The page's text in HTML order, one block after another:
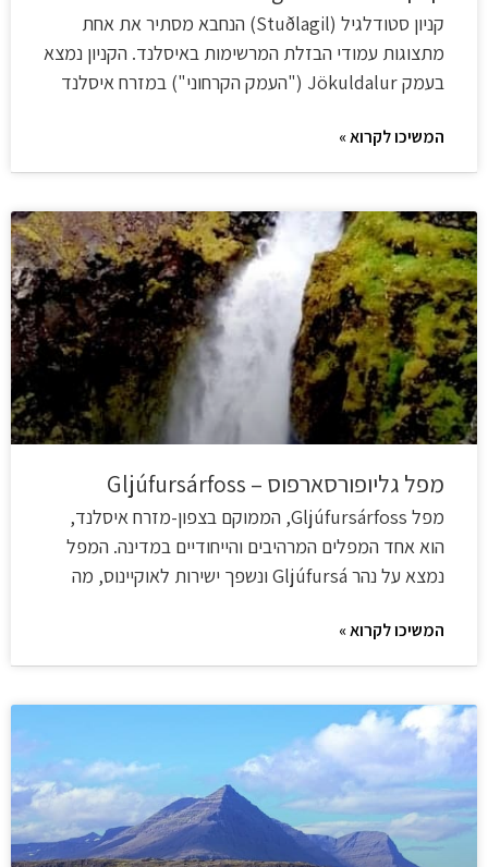
קניון סטודלגיל (Stuðlagil) הנחבא מסתיר את אחת
מתצוגות עמודי הבזלת המרשימות באיסלנד. הקניון נמצא
בעמק Jökuldalur ("העמק הקרחוני") במזרח איסלנד
המשיכו לקרוא »
מפל גליופורסארפוס – Gljúfursárfoss‏
מפל Gljúfursárfoss, הממוקם בצפון-מזרח איסלנד,
הוא אחד המפלים המרהיבים והייחודיים במדינה. המפל
נמצא על נהר Gljúfursá ונשפך ישירות לאוקיינוס, מה
המשיכו לקרוא »